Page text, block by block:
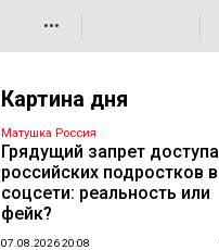
•••
Картина дня
Матушка Россия
Грядущий запрет доступа
российских подростков в
соцсети: реальность или
фейк?
07.08.2026 20:08